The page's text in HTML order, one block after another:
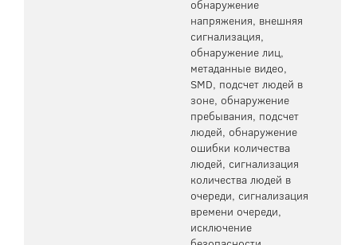
обнаружение
напряжения, внешняя
сигнализация,
обнаружение лиц,
метаданные видео,
SMD, подсчет людей в
зоне, обнаружение
пребывания, подсчет
людей, обнаружение
ошибки количества
людей, сигнализация
количества людей в
очереди, сигнализация
времени очереди,
исключение